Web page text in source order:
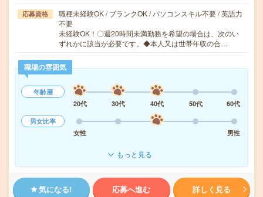
応募資格
職種未経験OK / ブランクOK / パソコンスキル不要 / 英語力
不要
未経験OK！〇週20時間未満勤務を希望の場合は、次のい
ずれかに該当が必要です。◆本人又は世帯年収の合…
職場の雰囲気
年齢層
20代
30代 40代 50代
60代
男女比率
女性
男性
もっと見る
気になる! 応募へ進む 詳しく見る